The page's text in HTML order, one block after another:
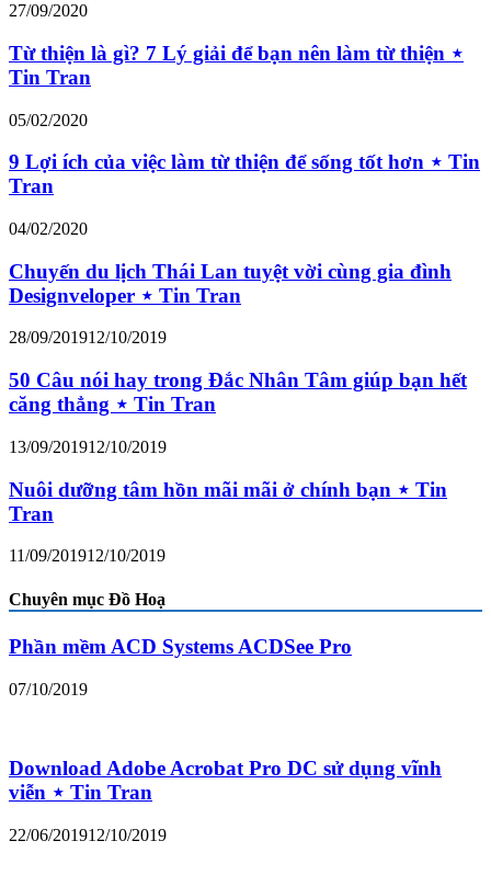
27/09/2020
Từ thiện là gì? 7 Lý giải để bạn nên làm từ thiện ⋆
Tin Tran
05/02/2020
9 Lợi ích của việc làm từ thiện để sống tốt hơn ⋆ Tin
Tran
04/02/2020
Chuyến du lịch Thái Lan tuyệt vời cùng gia đình
Designveloper ⋆ Tin Tran
28/09/201912/10/2019
50 Câu nói hay trong Đắc Nhân Tâm giúp bạn hết
căng thẳng ⋆ Tin Tran
13/09/201912/10/2019
Nuôi dưỡng tâm hồn mãi mãi ở chính bạn ⋆ Tin
Tran
11/09/201912/10/2019
Chuyên mục Đồ Hoạ
Phần mềm ACD Systems ACDSee Pro
07/10/2019
Download Adobe Acrobat Pro DC sử dụng vĩnh
viễn ⋆ Tin Tran
22/06/201912/10/2019